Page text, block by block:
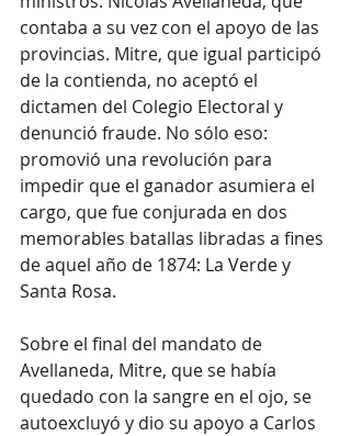
contaba a su vez con el apoyo de las
provincias. Mitre, que igual participó
de la contienda, no aceptó el
dictamen del Colegio Electoral y
denunció fraude. No sólo eso:
promovió una revolución para
impedir que el ganador asumiera el
cargo, que fue conjurada en dos
memorables batallas libradas a fines
de aquel año de 1874: La Verde y
Santa Rosa.
Sobre el final del mandato de
Avellaneda, Mitre, que se había
quedado con la sangre en el ojo, se
autoexcluyó y dio su apoyo a Carlos